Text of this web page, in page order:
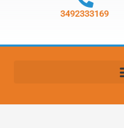
3492333169